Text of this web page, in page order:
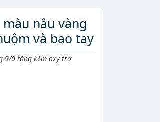
nâu vàng
và bao tay
9/0 tặng kèm oxy trợ